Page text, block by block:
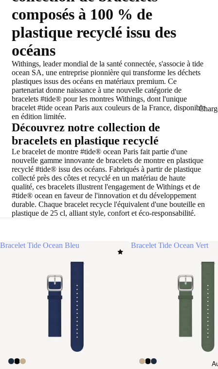
composés à 100 % de
plastique recyclé issu des
océans
Withings, leader mondial de la santé connectée, s'associe à tide
ocean SA, une entreprise pionnière qui transforme les déchets
plastiques issus des océans en matériaux premium. Ce
partenariat donne naissance à une nouvelle catégorie de
bracelets #tide® pour les montres Withings, dont l'unique
bracelet #tide ocean Paris aux couleurs de la France, disponible
en édition limitée.
Découvrez notre collection de
bracelets en plastique recyclé
Le bracelet de montre #tide® ocean Paris fait partie d'une
nouvelle gamme innovante de bracelets de montre en plastique
recyclé #tide® issu des océans. Fabriqués à partir de plastique
collecté près des côtes et recyclé en un matériau de haute
qualité, ces bracelets illustrent l'engagement de Withings et de
#tide® ocean en faveur de l'innovation et du développement
durable. Chaque bracelet recycle l'équivalent d'une bouteille en
plastique de 25 cl, alliant style, confort et éco-responsabilité.
Bracelet Tide Ocean Bleu Bracelet Tide Ocean Vert